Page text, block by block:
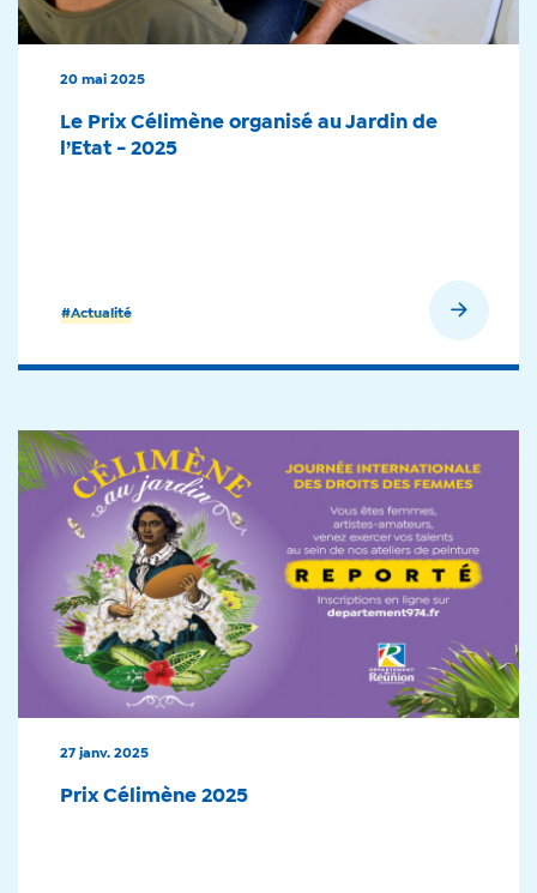
#Actualité
20 mai 2025
Le Prix Célimène organisé au Jardin de
l’Etat - 2025
27 janv. 2025
Prix Célimène 2025